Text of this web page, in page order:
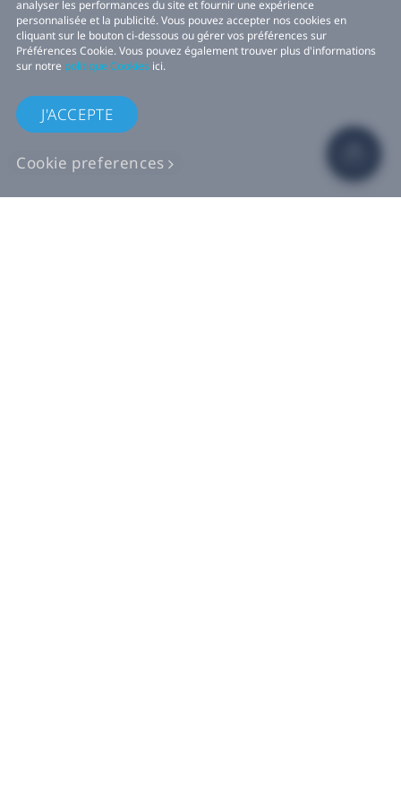
analyser les performances du site et fournir une expérience
personnalisée et la publicité. Vous pouvez accepter nos cookies en
cliquant sur le bouton ci-dessous ou gérer vos préférences sur
Préférences Cookie. Vous pouvez également trouver plus d'informations
sur notre politique Cookies ici.
J'ACCEPTE
Cookie preferences